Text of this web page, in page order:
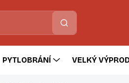
Hledat
PYTLOBRÁNÍ VELKÝ